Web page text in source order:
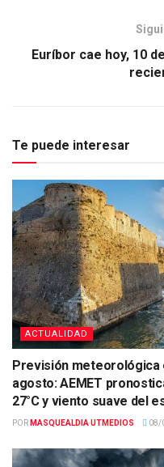
Euríbor cae hoy, 10
Te puede interesar
ACTUALIDAD
Previsión meteorológica
agosto: AEMET
27°C y viento suave del
POR MASQUEALDIA UTMEDIOS 08/